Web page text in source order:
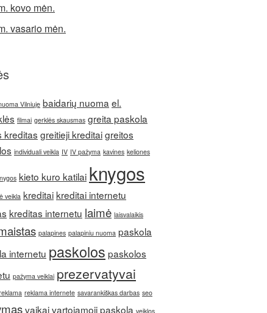
kovo mėn.
vasario mėn.
Vilniuje baidarių nuoma el.
filmai gerklės skausmas greita paskola
kreditas greitieji kreditaigreitos
individuali veikla IV IV pažyma kavines keliones
kieto kuro katilai knygos
veikla kreditai kreditai internetu
kreditas internetu laimė laisvalaikis
palapines palapiniu nuoma paskola
internetu paskolos paskolos
pažyma veiklai prezervatyvai
reklama internete savarankiškas darbas seo
vaikaivartojamoji paskola veiklos